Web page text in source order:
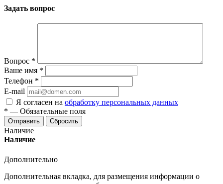
Задать вопрос
Вопрос *
Ваше имя *
Телефон *
E-mail
Я согласен на обработку персональных данных
* — Обязательные поля
Отправить Сбросить
Наличие
Наличие
Дополнительно
Дополнительная вкладка, для размещения информации о